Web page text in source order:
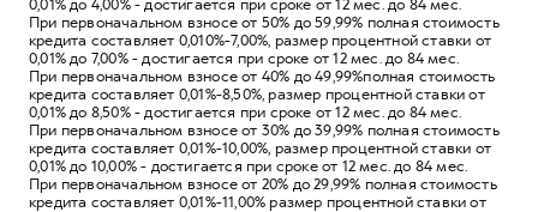
0,01% до 4,00% - достигается при сроке от 12 мес. до 84 мес.
При первоначальном взносе от 50% до 59,99% полная стоимость
кредита составляет 0,010%-7,00%, размер процентной ставки от
0,01% до 7,00% - достигается при сроке от 12 мес. до 84 мес.
При первоначальном взносе от 40% до 49,99%полная стоимость
кредита составляет 0,01%-8,50%, размер процентной ставки от
0,01% до 8,50% - достигается при сроке от 12 мес. до 84 мес.
При первоначальном взносе от 30% до 39,99% полная стоимость
кредита составляет 0,01%-10,00%, размер процентной ставки от
0,01% до 10,00% - достигается при сроке от 12 мес. до 84 мес.
При первоначальном взносе от 20% до 29,99% полная стоимость
кредита составляет 0,01%-11,00% размер процентной ставки от